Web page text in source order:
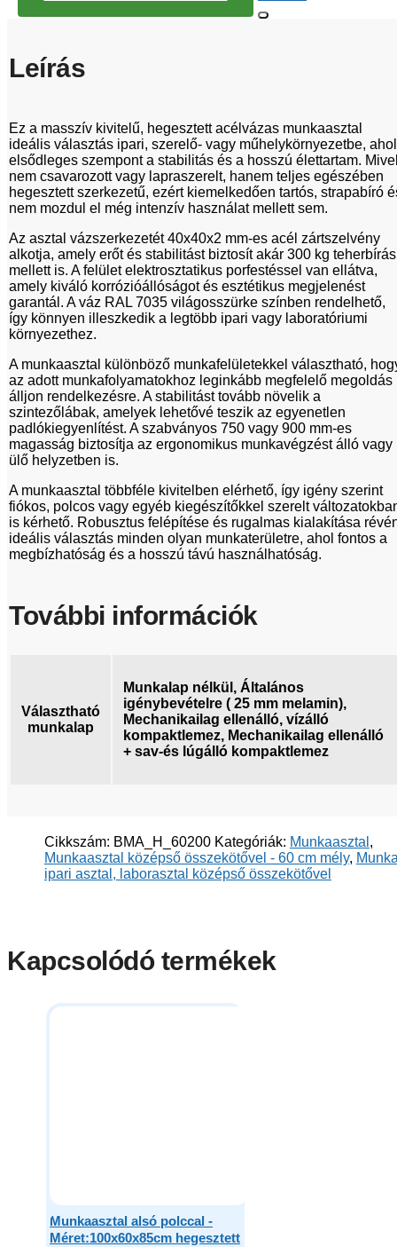
Leírás
Ez a masszív kivitelű, hegesztett acélvázas munkaasztal
ideális választás ipari, szerelő- vagy műhelykörnyezetbe, ahol
elsődleges szempont a stabilitás és a hosszú élettartam.
nem csavarozott vagy lapraszerelt, hanem teljes egészében
hegesztett szerkezetű, ezért kiemelkedően tartós, strapabíró
nem mozdul el még intenzív használat mellett sem.
Az asztal vázszerkezetét 40x40x2 mm-es acél zártszelvény
alkotja, amely erőt és stabilitást biztosít akár 300 kg teherbírás
mellett is. A felület elektrosztatikus porfestéssel van ellátva,
amely kiváló korrózióállóságot és esztétikus megjelenést
garantál. A váz RAL 7035 világosszürke színben rendelhető,
így könnyen illeszkedik a legtöbb ipari vagy laboratóriumi
környezethez.
A munkaasztal különböző munkafelületekkel választható,
az adott munkafolyamatokhoz leginkább megfelelő megoldás
álljon rendelkezésre. A stabilitást tovább növelik a
szintezőlábak, amelyek lehetővé teszik az egyenetlen
padlókiegyenlítést. A szabványos 750 vagy 900 mm-es
magasság biztosítja az ergonomikus munkavégzést álló vagy
ülő helyzetben is.
A munkaasztal többféle kivitelben elérhető, így igény szerint
fiókos, polcos vagy egyéb kiegészítőkkel szerelt
is kérhető. Robusztus felépítése és rugalmas kialakítása
ideális választás minden olyan munkaterületre, ahol fontos a
megbízhatóság és a hosszú távú használhatóság.
További információk
Választható
munkalap
Munkalap nélkül, Általános
igénybevételre ( 25 mm melamin),
Mechanikailag ellenálló, vízálló
kompaktlemez, Mechanikailag ellenálló
+ sav-és lúgálló kompaktlemez
Cikkszám: BMA_H_60200 Kategóriák: Munkaasztal ,
Munkaasztal középső összekötővel - 60 cm mély,
ipari asztal, laborasztal középső összekötővel
Kapcsolódó termékek
Munkaasztal alsó polccal -
Méret:100x60x85cm hegesztett